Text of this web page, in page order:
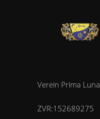
Verein Prima Luna
ZVR:152689275